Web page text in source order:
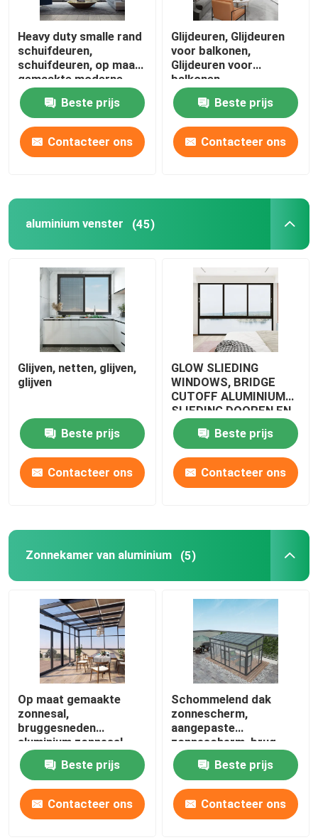
Heavy duty smalle rand
schuifdeuren,
schuifdeuren, op maat
gemaakte moderne
gehard glas
schuifdeurenBeste prijs
Contacteer ons
Glijdeuren, Glijdeuren
voor balkonen,
Glijdeuren voor
balkonen
Beste prijs
Contacteer ons
aluminium venster (45)
Glijven, netten, glijven,
glijven
Beste prijs
Contacteer ons
GLOW SLIEDING
WINDOWS, BRIDGE
CUTOFF ALUMINIUM
SLIEDING DOOREN EN
VINDERS, BLUE LIGHT
GLASS SLIEDING
WINDOWS
Beste prijs
Contacteer ons
Zonnekamer van aluminium (5)
Op maat gemaakte
zonnesal,
bruggesneden
aluminium zonnesal,
scheef dak zonnesal
Beste prijs
Contacteer ons
Schommelend dak
zonnescherm,
aangepaste
zonnescherm, brug
gesneden aluminium
zonnescherm,
aluminium legering
zonnescherm
Beste prijs
Contacteer ons